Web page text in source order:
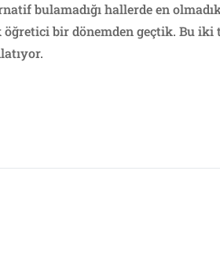
bulamadığı hallerde en
bir dönemden geçtik. Bu iki